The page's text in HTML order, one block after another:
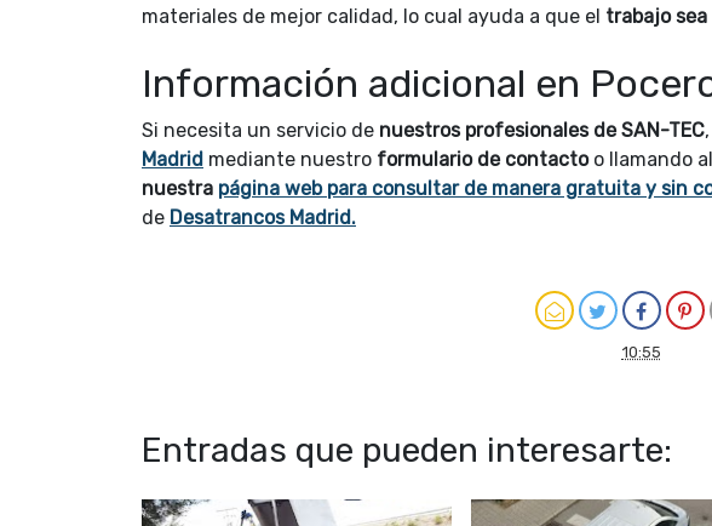
materiales de mejor calidad, lo cual ayuda a que el trabajo sea
Información adicional en
Si necesita un servicio de nuestros profesionales de SAN-TEC
Madrid mediante nuestro formulario de contactoo llamando al
nuestra página web para consultar de manera gratuita y sin
de Desatrancos Madrid.
10:55
Entradas que pueden interesarte: